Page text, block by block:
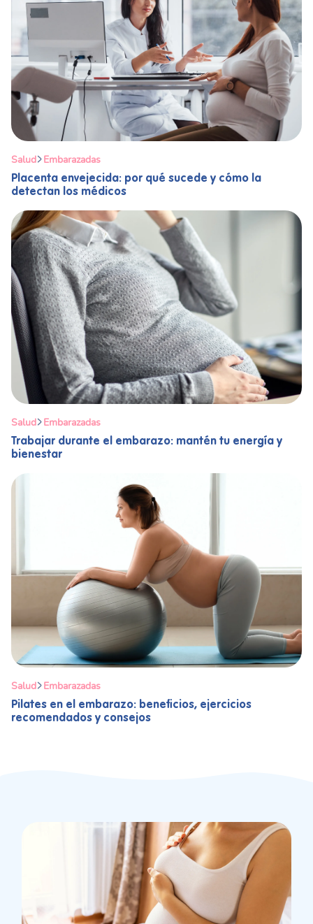
Salud Embarazadas
Placenta envejecida: por qué sucede y cómo la
detectan los médicos
Salud Embarazadas
Trabajar durante el embarazo: mantén tu energía y
bienestar
Salud Embarazadas
Pilates en el embarazo: beneficios, ejercicios
recomendados y consejos